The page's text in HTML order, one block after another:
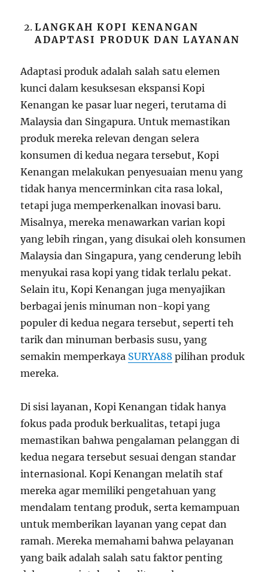
LANGKAH KOPI KENANGAN
ADAPTASI PRODUK DAN LAYANAN
Adaptasi produk adalah salah satu elemen
kunci dalam kesuksesan ekspansi Kopi
Kenangan ke pasar luar negeri, terutama di
Malaysia dan Singapura. Untuk memastikan
produk mereka relevan dengan selera
konsumen di kedua negara tersebut, Kopi
Kenangan melakukan penyesuaian menu yang
tidak hanya mencerminkan cita rasa lokal,
tetapi juga memperkenalkan inovasi baru.
Misalnya, mereka menawarkan varian kopi
yang lebih ringan, yang disukai oleh konsumen
Malaysia dan Singapura, yang cenderung lebih
menyukai rasa kopi yang tidak terlalu pekat.
Selain itu, Kopi Kenangan juga menyajikan
berbagai jenis minuman non-kopi yang
populer di kedua negara tersebut, seperti teh
tarik dan minuman berbasis susu, yang
semakin memperkaya SURYA88 pilihan produk
mereka.
Di sisi layanan, Kopi Kenangan tidak hanya
fokus pada produk berkualitas, tetapi juga
memastikan bahwa pengalaman pelanggan di
kedua negara tersebut sesuai dengan standar
internasional. Kopi Kenangan melatih staf
mereka agar memiliki pengetahuan yang
mendalam tentang produk, serta kemampuan
untuk memberikan layanan yang cepat dan
ramah. Mereka memahami bahwa pelayanan
yang baik adalah salah satu faktor penting